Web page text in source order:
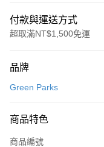
付款與運送方式
超取滿NT$1,500免運
信用卡一次付款
3 期 0 利率 每期
合作金庫商業銀行
超商取貨付款
品牌
Green Parks
商品特色
商品編號